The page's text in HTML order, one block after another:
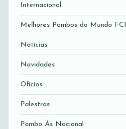
Internacional
Melhores Pombos do Mundo FCI
Notícias
Novidades
Oficios
Palestras
Pombo Ás Nacional